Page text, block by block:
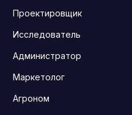
Проектировщик
Исследователь
Администратор
Маркетолог
Агроном